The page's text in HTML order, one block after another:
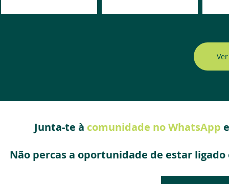
Junta-te à comunidade no WhatsApp
Não percas a oportunidade de estar